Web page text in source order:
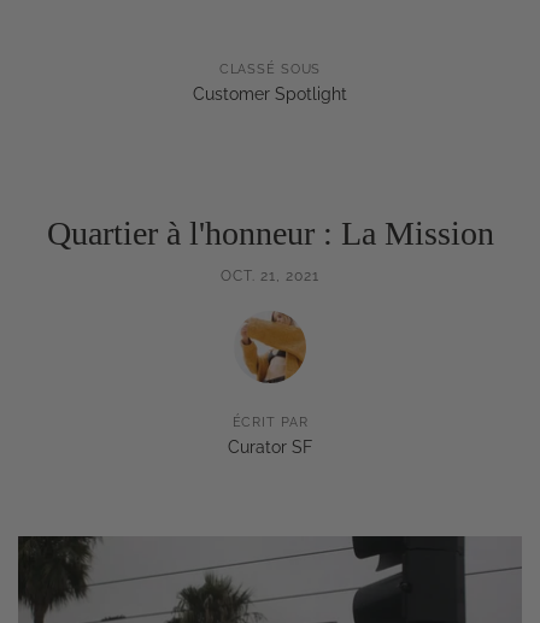
CLASSÉ SOUS
Customer Spotlight
Quartier à l'honneur : La Mission
OCT. 21, 2021
ÉCRIT PAR
Curator SF